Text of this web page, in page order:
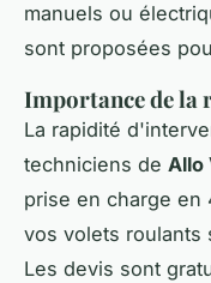
manuels ou
sont proposées
Importance de la
La rapidité
techniciens de Allo
prise en charge en
vos volets roulants
Les devis sont